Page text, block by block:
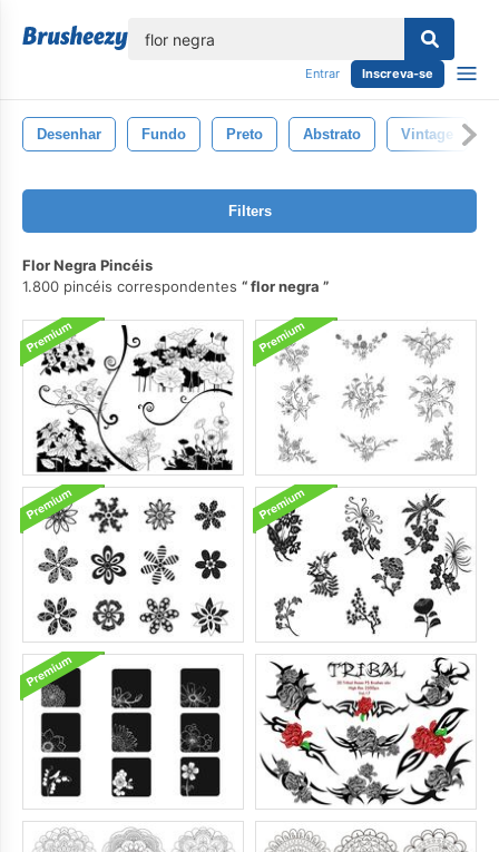
Entrar Inscreva-se
Desenhar Fundo Preto Abstrato Vintage
Filters
Flor Negra Pincéis
1.800 pincéis correspondentes
flor negra